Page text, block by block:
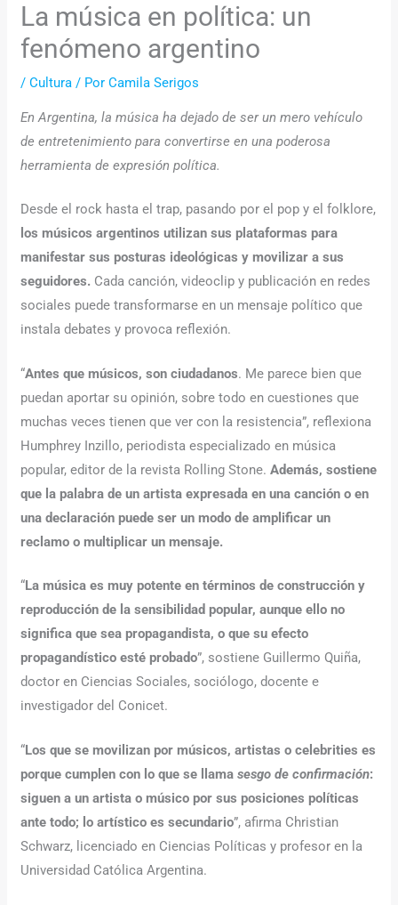
La música en política: un
fenómeno argentino
/Cultura / PorCamila Serigos
En Argentina, la música ha dejado de ser un mero vehículo
de entretenimiento para convertirse en una poderosa
herramienta de expresión política.
Desde el rock hasta el trap, pasando por el pop y el folklore,
los músicos argentinos utilizan sus plataformas para
manifestar sus posturas ideológicas y movilizar a sus
seguidores. Cada canción, videoclip y publicación en redes
sociales puede transformarse en un mensaje político que
instala debates y provoca reflexión.
“Antes que músicos, son ciudadanos. Me parece bien que
puedan aportar su opinión, sobre todo en cuestiones que
muchas veces tienen que ver con la resistencia”, reflexiona
Humphrey Inzillo, periodista especializado en música
popular, editor de la revista Rolling Stone.Además, sostiene
que la palabra de un artista expresada en una canción o en
una declaración puede ser un modo de amplificar un
reclamo o multiplicar un mensaje.
“La música es muy potente en términos de construcción y
reproducción de la sensibilidad popular, aunque ello no
significa que sea propagandista, o que su efecto
propagandístico esté probado”, sostiene Guillermo Quiña,
doctor en Ciencias Sociales, sociólogo, docente e
investigador del Conicet.
“Los que se movilizan por músicos, artistas o celebrities es
porque cumplen con lo que se llamasesgo de confirmación:
siguen a un artista o músico por sus posiciones políticas
ante todo; lo artístico es secundario”, afirma Christian
Schwarz, licenciado en Ciencias Políticas y profesor en la
Universidad Católica Argentina.